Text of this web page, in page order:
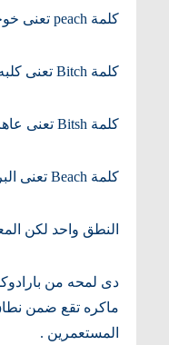
النطق واحد لكن
دى لمحه من بارادوكس
ماكره تقع ضمن نطاق
المستعمرين .